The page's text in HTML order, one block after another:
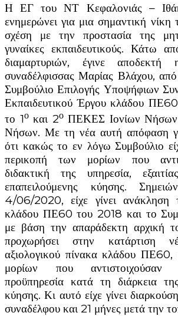
Η ΕΓ του ΝΤ Κεφαλονιάς –
ενημερώνει για μια σημαντική νίκη
σχέση με την προστασία της
γυναίκες εκπαιδευτικούς. Κάτω
διαμαρτυριών, έγινε
συναδέλφισσας Μαρίας Βλάχου,
Συμβούλιο Επιλογής Υποψήφιων
Εκπαιδευτικού Έργου κλάδου
το 1οκαι 2οΠΕΚΕΣ Ιονίων Νήσων
Νήσων. Με τη νέα αυτή απόφαση
ότι κακώς το εν λόγω Συμβούλιο
περικοπή των μορίων που
διδακτική της υπηρεσία,
επαπειλούμενης κύησης.
4/06/2020, είχε γίνει
κλάδου ΠΕ60 του 2018 και το
με βάση την απαράδεκτη αρχική
προχωρήσει στην κατάρτιση
αξιολογικού πίνακα κλάδου
μορίων που αντιστοιχούσαν
προϋπηρεσία κατά τη διάρκεια
κύησης. Κι αυτό είχε γίνει
συναδέλφου και 21 μήνες μετά την